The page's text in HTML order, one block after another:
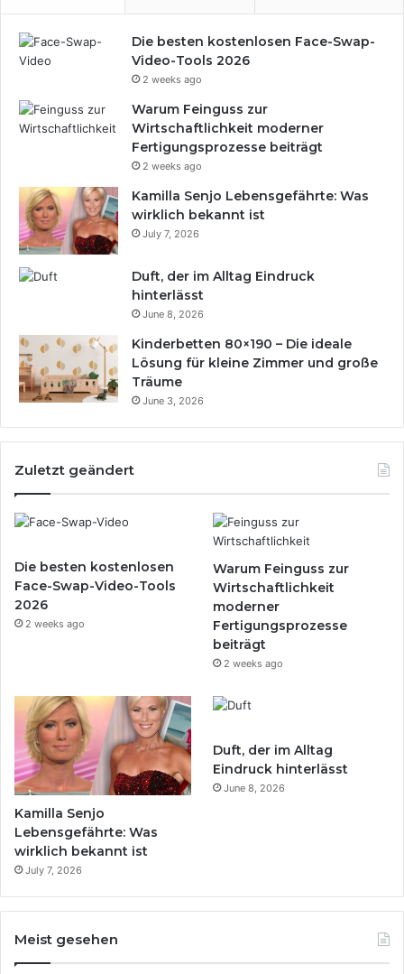
Die besten kostenlosen Face-Swap-
Video-Tools 2026
2 weeks ago
Warum Feinguss zur
Wirtschaftlichkeit moderner
Fertigungsprozesse beiträgt
2 weeks ago
Kamilla Senjo Lebensgefährte: Was
wirklich bekannt ist
July 7, 2026
Duft, der im Alltag Eindruck
hinterlässt
June 8, 2026
Kinderbetten 80×190 – Die ideale
Lösung für kleine Zimmer und große
Träume
June 3, 2026
Zuletzt geändert
Die besten kostenlosen
Face-Swap-Video-Tools
2026
2 weeks ago
Warum Feinguss zur
Wirtschaftlichkeit
moderner
Fertigungsprozesse
beiträgt
2 weeks ago
Kamilla Senjo
Lebensgefährte: Was
wirklich bekannt ist
July 7, 2026
Duft, der im Alltag
Eindruck hinterlässt
June 8, 2026
Meist gesehen